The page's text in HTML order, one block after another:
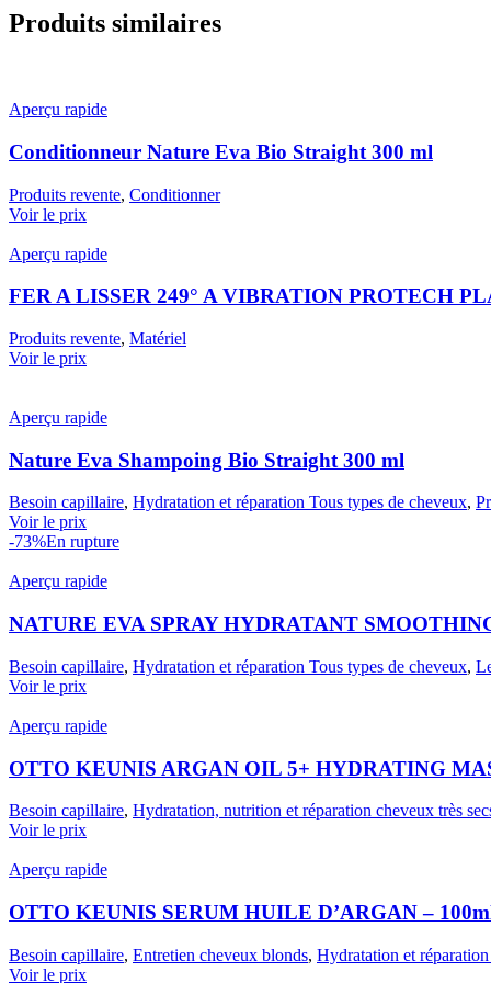
Produits similaires
Aperçu rapide
Conditionneur Nature Eva Bio Straight 300 ml
Produits revente, Conditionner
Voir le prix
Aperçu rapide
FER A LISSER 249° A VIBRATION PROTECH
Produits revente, Matériel
Voir le prix
Aperçu rapide
Nature Eva Shampoing Bio Straight 300 ml
Besoin capillaire, Hydratation et réparation Tous types de cheveux,
Voir le prix
-73%En rupture
Aperçu rapide
NATURE EVA SPRAY HYDRATANT
Besoin capillaire, Hydratation et réparation Tous types de cheveux,
Voir le prix
Aperçu rapide
OTTO KEUNIS ARGAN OIL 5+ HYDRATING
Besoin capillaire, Hydratation, nutrition et réparation cheveux très
Voir le prix
Aperçu rapide
OTTO KEUNIS SERUM HUILE D’ARGAN –
Besoin capillaire, Entretien cheveux blonds, Hydratation et
Voir le prix